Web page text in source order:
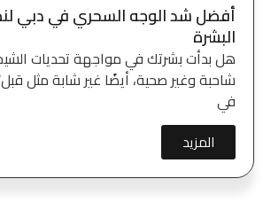
أفضل شد الوجه السحري في دبي
البشرة
هل بدأت بشرتك في مواجهة تحديات
شاحبة وغير صحية، أيضًا غير شابة مثل
في
المزيد